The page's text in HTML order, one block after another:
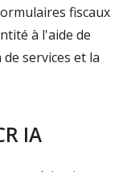
fiscaux
à l'aide de
services et la
IA